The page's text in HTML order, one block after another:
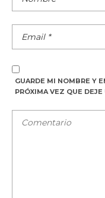
GUARDE MI NOMBRE Y
PRÓXIMA VEZ QUE